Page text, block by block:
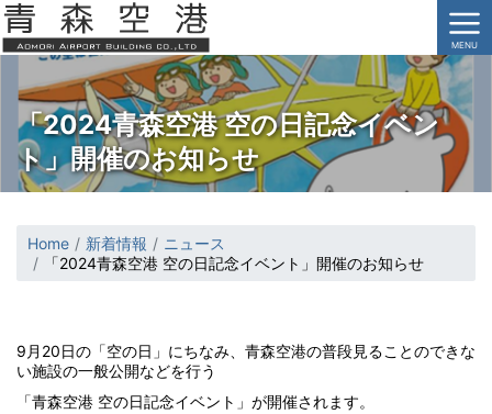
MENU
「2024青森空港 空の日記念イベン
ト」開催のお知らせ
Home 新着情報
ニュース
「2024青森空港 空の日記念イベント」開催のお知らせ
9月20日の「空の日」にちなみ、青森空港の普段見ることのできな
い施設の一般公開などを行う
「青森空港 空の日記念イベント」が開催されます。